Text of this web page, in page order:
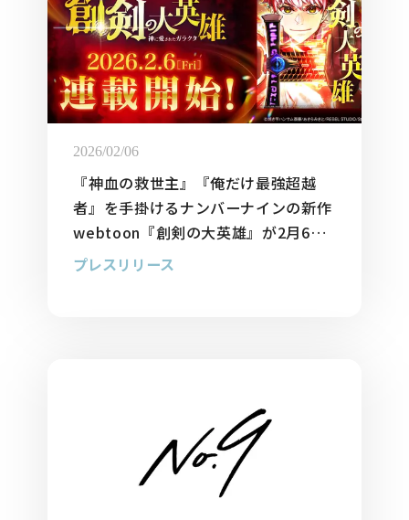
2026/02/06
『神血の救世主』『俺だけ最強超越
者』を手掛けるナンバーナインの新作
webtoon『創剣の大英雄』が2月6日
（金）よりLINEマンガで連載開始
プレスリリース